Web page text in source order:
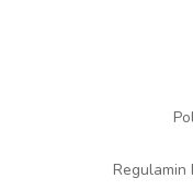
Regulamin